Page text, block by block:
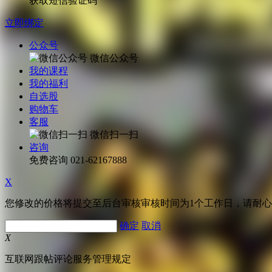
立即绑定
公众号
微信公众号
我的课程
我的福利
自选股
购物车
客服
微信扫一扫
咨询
免费咨询 021-62167888
X
您修改的价格将提交至后台审核审核时间为1个工作日，请耐
确定 取消
X
互联网跟帖评论服务管理规定